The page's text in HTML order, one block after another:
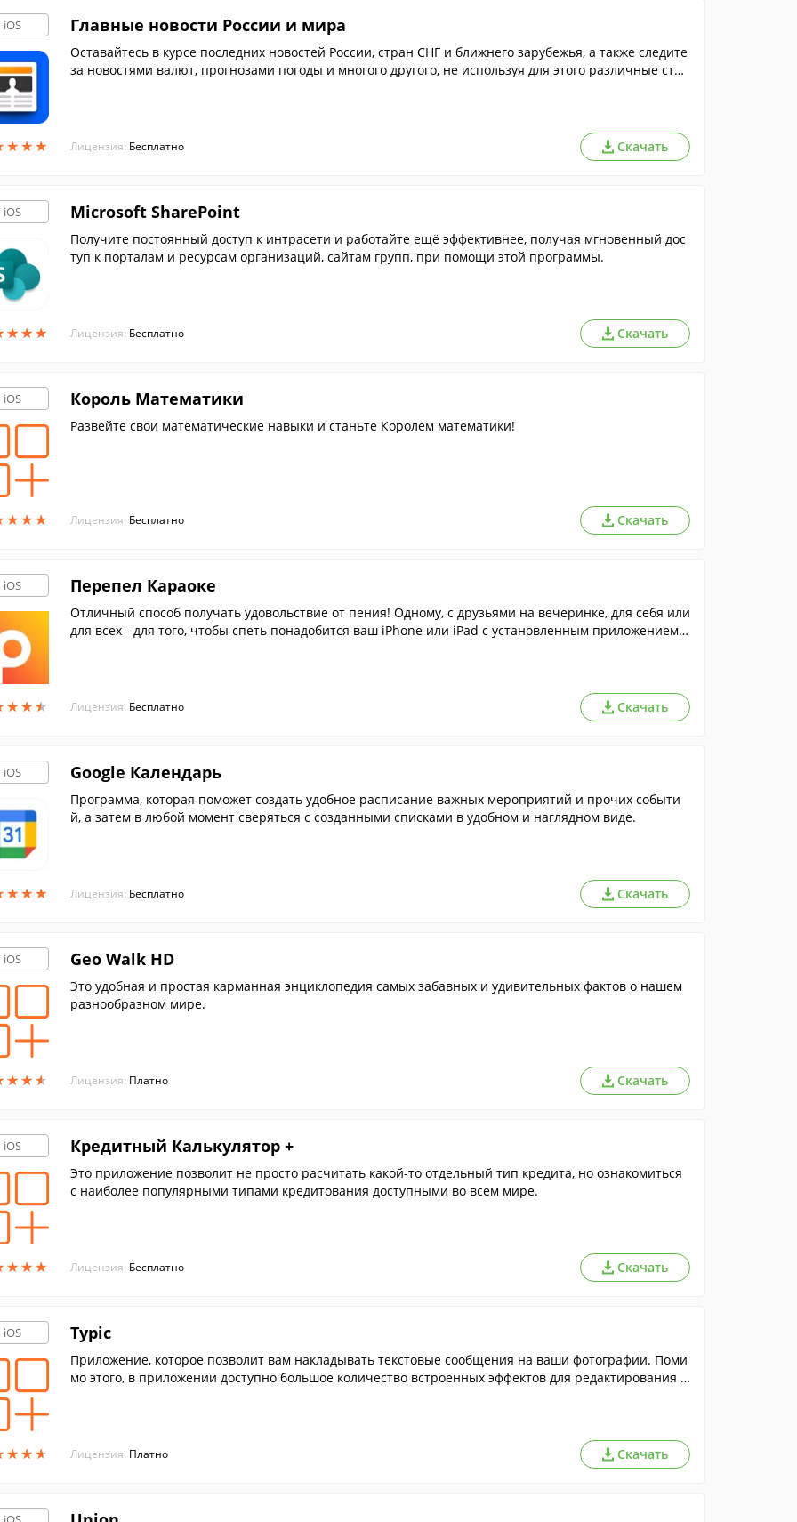
iOS
★★★
★★★
Главные новости России и мира
Оставайтесь в курсе последних новостей России, стран СНГ и ближнего зарубежья, а также следите
за новостями валют, прогнозами погоды и многого другого, не используя для этого различные стор
Лицензия: Бесплатно Скачать
iOS
★★★
★★★
Microsoft SharePoint
Получите постоянный доступ к интрасети и работайте ещё эффективнее, получая мгновенный дос
туп к порталам и ресурсам организаций, сайтам групп, при помощи этой программы.
Лицензия: Бесплатно Скачать
iOS
★★★
★★★
Король Математики
Развейте свои математические навыки и станьте Королем математики!
Лицензия: Бесплатно Скачать
iOS
★★★
★★★
Перепел Караоке
Отличный способ получать удовольствие от пения! Одному, с друзьями на вечеринке, для себя или
для всех - для того, чтобы спеть понадобится ваш iPhone или iPad с установленным приложением К
Лицензия: Бесплатно Скачать
iOS
★★★
★★★
Google Календарь
Программа, которая поможет создать удобное расписание важных мероприятий и прочих событи
й, а затем в любой момент сверяться с созданными списками в удобном и наглядном виде.
Лицензия: Бесплатно Скачать
iOS
★★★
★★★
Geo Walk HD
Это удобная и простая карманная энциклопедия самых забавных и удивительных фактов о нашем
разнообразном мире.
Лицензия: Платно Скачать
iOS
★★★
★★★
Кредитный Калькулятор +
Это приложение позволит не просто расчитать какой-то отдельный тип кредита, но ознакомиться
с наиболее популярными типами кредитования доступными во всем мире.
Лицензия: Бесплатно Скачать
iOS
★★★
★★★
Typic
Приложение, которое позволит вам накладывать текстовые сообщения на ваши фотографии. Поми
мо этого, в приложении доступно большое количество встроенных эффектов для редактирования с
Лицензия: Платно Скачать